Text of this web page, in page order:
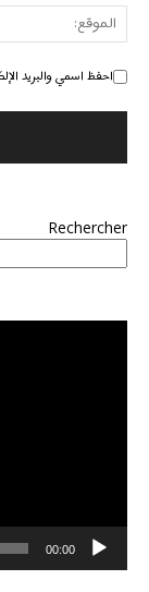
احفظ اسمي والبريد
Rechercher
00:00